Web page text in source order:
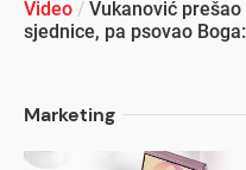
Video / Vukanović
sjednice, pa psovao
Marketing